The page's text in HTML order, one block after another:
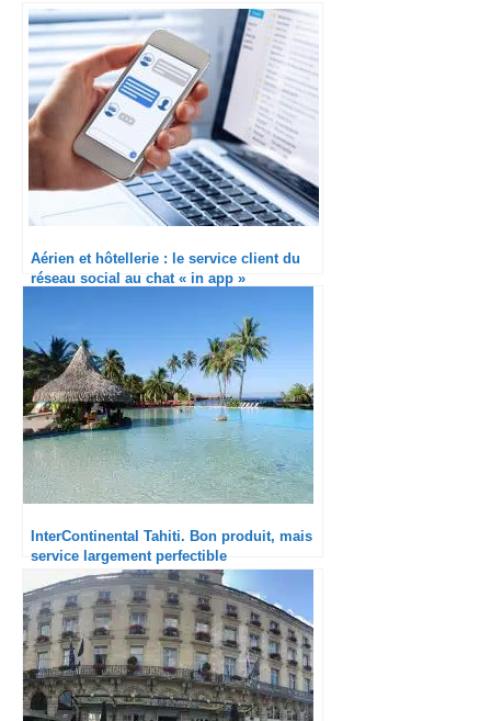
digitales
Aérien et hôtellerie : le service client du
réseau social au chat « in app »
InterContinental Tahiti. Bon produit, mais
service largement perfectible